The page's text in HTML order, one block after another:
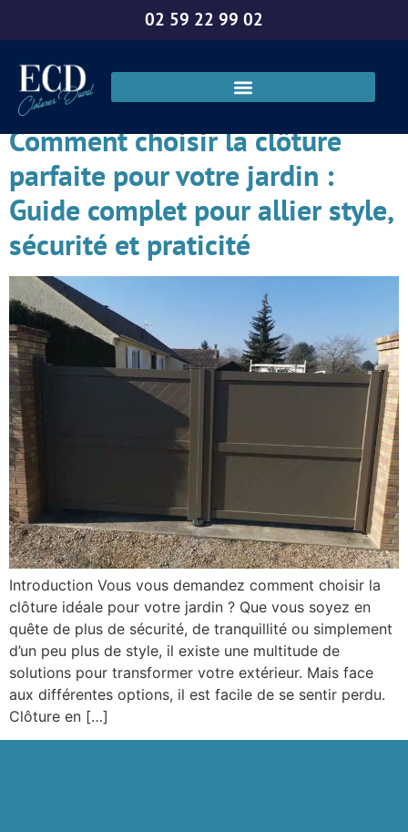
02 59 22 99 02
Catégorie : Annonces
Comment choisir la clôture
parfaite pour votre jardin :
Guide complet pour allier style,
sécurité et praticité
Introduction Vous vous demandez comment choisir la
clôture idéale pour votre jardin ? Que vous soyez en
quête de plus de sécurité, de tranquillité ou simplement
d’un peu plus de style, il existe une multitude de
solutions pour transformer votre extérieur. Mais face
aux différentes options, il est facile de se sentir perdu.
Clôture en […]